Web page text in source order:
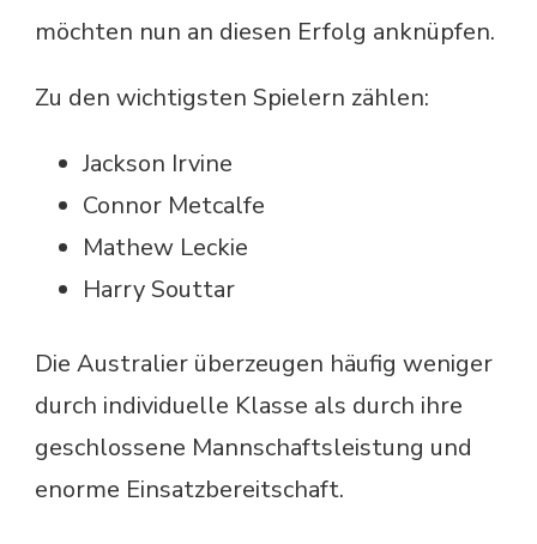
möchten nun an diesen Erfolg anknüpfen.
Zu den wichtigsten Spielern zählen:
Jackson Irvine
Connor Metcalfe
Mathew Leckie
Harry Souttar
Die Australier überzeugen häufig weniger
durch individuelle Klasse als durch ihre
geschlossene Mannschaftsleistung und
enorme Einsatzbereitschaft.